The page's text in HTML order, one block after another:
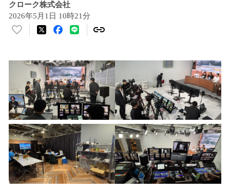
クローク株式会社
2026年5月1日 10時21分
い
！
を
読
み
込
み
中
で
す